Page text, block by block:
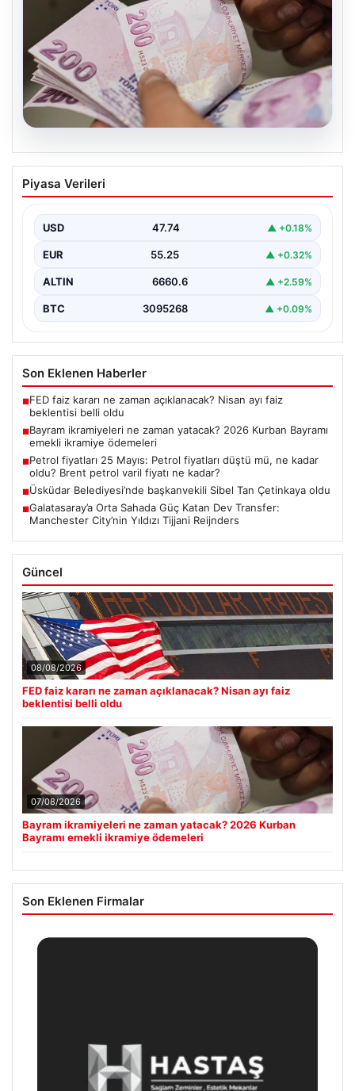
07.08.2026
Bayram ikramiyeleri ne zaman yatacak?
2026 Kurban Bayramı emekli ikramiye
Piyasa Verileri
USD 47.74 ▲ +0.18%
EUR 55.25 ▲ +0.32%
ALTIN 6660.6 ▲ +2.59%
BTC 3095268 ▲ +0.09%
Son Eklenen Haberler
■FED faiz kararı ne zaman açıklanacak? Nisan ayı faiz
beklentisi belli oldu
■Bayram ikramiyeleri ne zaman yatacak? 2026 Kurban Bayramı
emekli ikramiye ödemeleri
■Petrol fiyatları 25 Mayıs: Petrol fiyatları düştü mü, ne kadar
oldu? Brent petrol varil fiyatı ne kadar?
■Üsküdar Belediyesi’nde başkanvekili Sibel Tan Çetinkaya oldu
■Galatasaray’a Orta Sahada Güç Katan Dev Transfer:
Manchester City’nin Yıldızı Tijjani Reijnders
Güncel
08/08/2026
FED faiz kararı ne zaman açıklanacak? Nisan ayı faiz
beklentisi belli oldu
07/08/2026
Bayram ikramiyeleri ne zaman yatacak? 2026 Kurban
Bayramı emekli ikramiye ödemeleri
Son Eklenen Firmalar